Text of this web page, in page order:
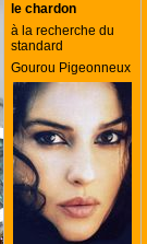
le chardon
à la recherche du
standard
Gourou Pigeonneux